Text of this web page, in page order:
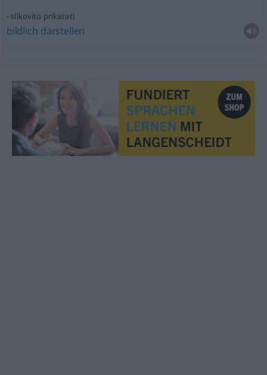
slikovito prikazati
bildlich darstellen